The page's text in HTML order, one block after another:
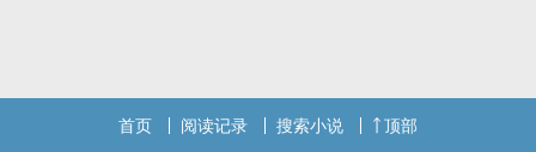
首页 阅读记录 搜索小说 顶部